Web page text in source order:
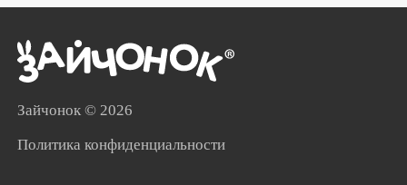
Зайчонок © 2026
Политика конфиденциальности